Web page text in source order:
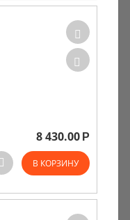
8 430.00 Р
В КОРЗИНУ